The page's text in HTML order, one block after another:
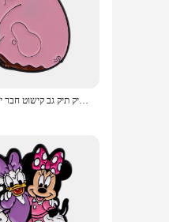
סיכות תכשיטים חזיר ורוד עבור תרמילים חמודים סיכות אמייל חמודות תיק תיק גב קישוט חבר ילד למתנות